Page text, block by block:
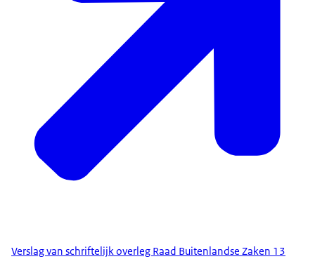
Verslag van schriftelijk overleg Raad Buitenlandse Zaken 13